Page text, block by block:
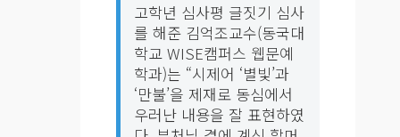
고학년 심사평 글짓기 심사
를 해준 김억조교수(동국대
학교 WISE캠퍼스 웹문예
학과)는 “시제어 ‘별빛’과
‘만불’을 제재로 동심에서
우러난 내용을 잘 표현하였